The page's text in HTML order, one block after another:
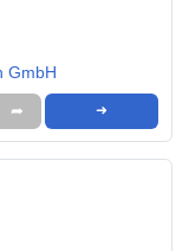
GmbH
➦ ➜